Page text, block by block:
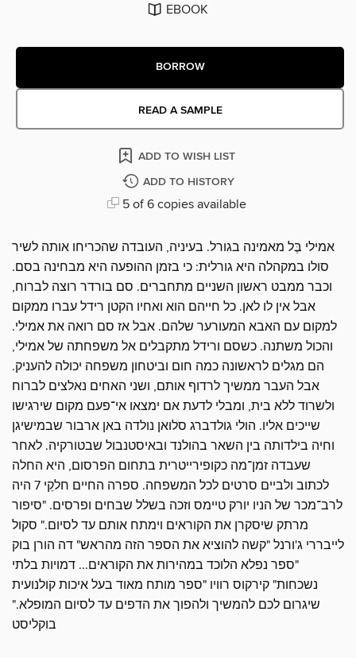
EBOOK
BORROW
READ A SAMPLE
ADD TO WISH LIST
ADD TO HISTORY
5 of 6 copies available
אמילי בֶּל מאמינה בגורל. בעיניה, העובדה שהכריחו אותה לשיר
סולו במקהלה היא גורלית: כי בזמן ההופעה היא מבחינה בסם.
וכבר ממבט ראשון השניים מתחברים. סם בורדר רוצה לברוח,
אבל אין לו לאן. כל חייהם הוא ואחיו הקטן רידל עברו ממקום
למקום עם האבא המעורער שלהם. אבל אז סם רואה את אמילי.
והכול משתנה. כשסם ורידל מתקבלים אל משפחתה של אמילי,
הם מגלים לראשונה כמה חום וביטחון משפחה יכולה להעניק.
אבל העבר ממשיך לרדוף אותם, ושני האחים נאלצים לברוח
ולשרוד ללא בית, ומבלי לדעת אם ימצאו אי־פעם מקום שירגישו
שייכים אליו. הולי גולדברג סלואן נולדה באן ארבור שבמישיגן
וחיה בילדותה בין השאר בהולנד ובאיסטנבול שבטורקיה. לאחר
שעבדה זמן־מה כקופירייטרית בתחום הפרסום, היא החלה
לכתוב ולביים סרטים לכל המשפחה. ספרה החיים חלקֵי 7 היה
לרב־מכר של הניו יורק טיימס וזכה בשלל שבחים ופרסים. "סיפור
מרתק שיסקרן את הקוראים וימתח אותם עד לסיום." סקול
לייבררי ג'ורנל "קשה להוציא את הספר הזה מהראש" דה הורן בוק
"ספר נפלא הלוכד במהירות את הקוראים... דמויות בלתי
נשכחות" קירקוס רוויו "ספר מותח מאוד בעל איכות קולנועית
שיגרום לכם להמשיך ולהפוך את הדפים עד לסיום המופלא."
בוקליסט